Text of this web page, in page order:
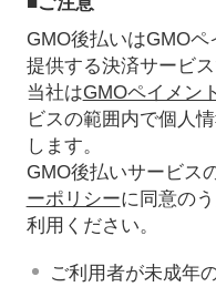
GMO後払いはGMO
提供する決済サービス
当社はGMOペイメン
ビスの範囲内で個人
します。
GMO後払いサービス
ーポリシーに同意の
利用ください。
ご利用者が未成年